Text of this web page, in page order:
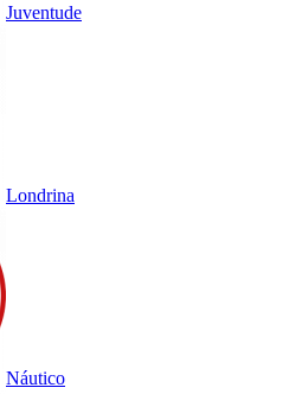
Juventude
Londrina
Náutico